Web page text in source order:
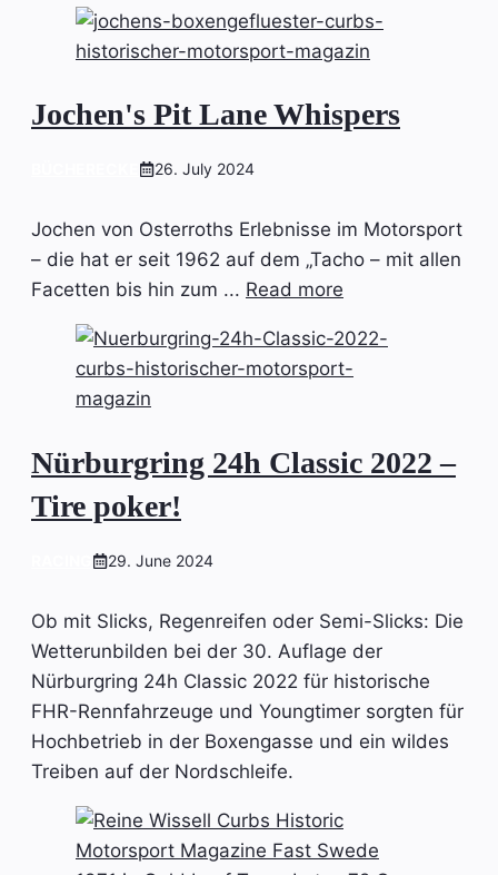
Jochen's Pit Lane Whispers
26. July 2024
Jochen von Osterroths Erlebnisse im Motorsport
– die hat er seit 1962 auf dem „Tacho – mit allen
Facetten bis hin zum ... Read more
Nürburgring 24h Classic 2022 –
Tire poker!
29. June 2024
Ob mit Slicks, Regenreifen oder Semi-Slicks: Die
Wetterunbilden bei der 30. Auflage der
Nürburgring 24h Classic 2022 für historische
FHR-Rennfahrzeuge und Youngtimer sorgten für
Hochbetrieb in der Boxengasse und ein wildes
Treiben auf der Nordschleife.